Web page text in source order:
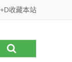
收藏本站